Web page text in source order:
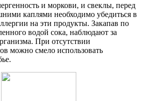
и моркови, и свеклы, перед
каплями необходимо убедиться в
на эти продукты. Закапав по
водой сока, наблюдают за
При отсутствии
можно смело использовать